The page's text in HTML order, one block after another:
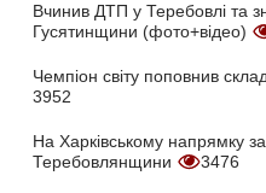
Вчинив ДТП у Теребовлі та
Гусятинщини (фото+відео)
Чемпіон світу поповнив
3952
На Харківському напрямку
Теребовлянщини
3476